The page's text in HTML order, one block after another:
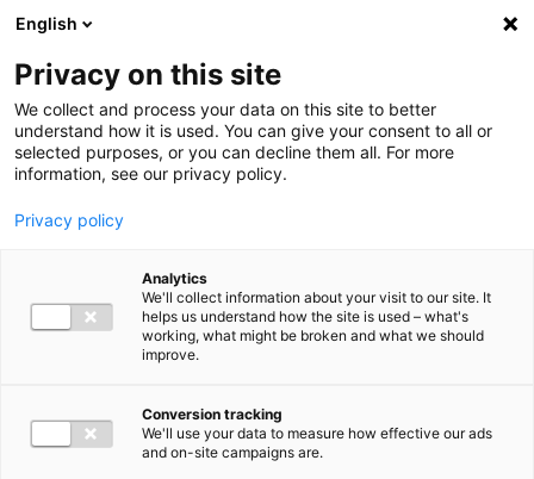
Ga direct naar de inhoud
English
Privacy on this site
We collect and process your data on this site to better
understand how it is used. You can give your consent to all or
selected purposes, or you can decline them all. For more
information, see our privacy policy.
Privacy policy
Analytics
We'll collect information about your visit to our site. It
helps us understand how the site is used – what's
working, what might be broken and what we should
improve.
Conversion tracking
We'll use your data to measure how effective our ads
and on-site campaigns are.